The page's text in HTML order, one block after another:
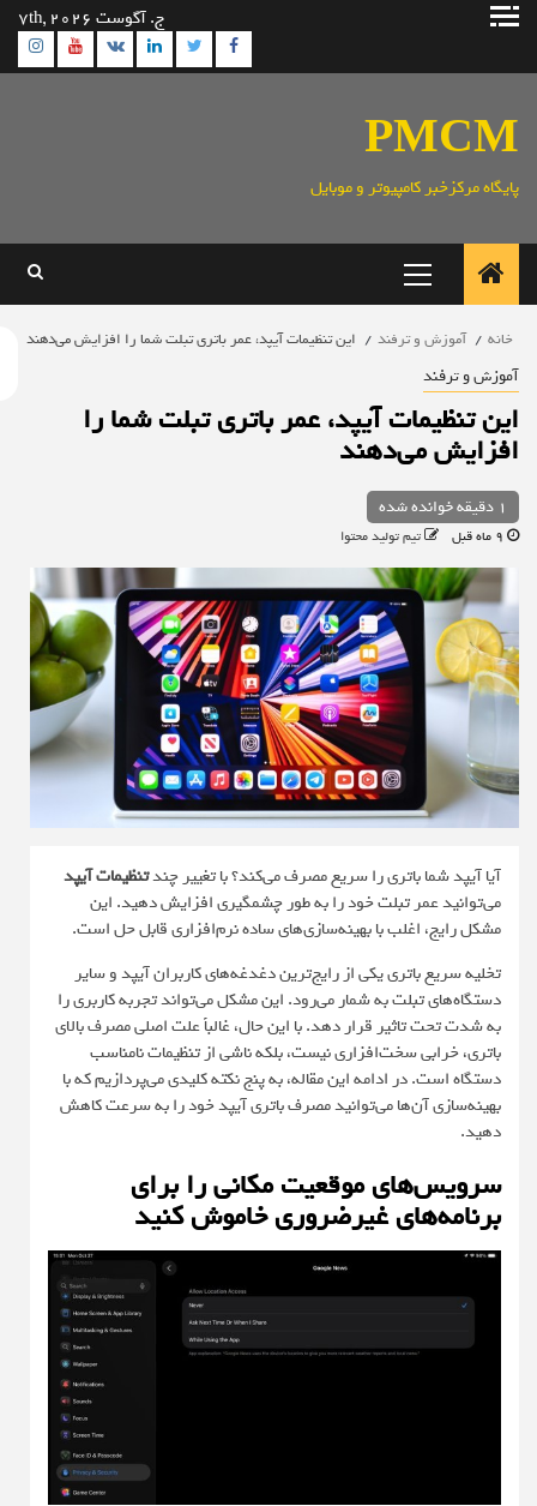
ج. آگوست 7th, 2026
Facebook
Twitter
Linkedin
VK
مرکزخبر کامپیوتر و موبایل
اصلی
خانه آموزش و ترفند این تنظیمات آیپد، عمر باتری تبلت شما را افزایش می‌دهند
و ترفند
تنظیمات آیپد، عمر باتری تبلت شما را
می‌دهند
تیم تولید محتوا
آیا آیپد شما باتری را سریع مصرف می‌کند؟ با تغییر چندتنظیمات آیپد
می‌توانید عمر تبلت خود را به طور چشمگیری افزایش دهید. این
مشکل رایج، اغلب با بهینه‌سازی‌های ساده نرم‌افزاری قابل حل است.
تخلیه سریع باتری یکی از رایج‌ترین دغدغه‌های کاربران آیپد و سایر
دستگاه‌های تبلت به شمار می‌رود. این مشکل می‌تواند تجربه کاربری را
به شدت تحت تاثیر قرار دهد. با این حال، غالباً علت اصلی مصرف بالای
باتری، خرابی سخت‌افزاری نیست، بلکه ناشی از تنظیمات نامناسب
دستگاه است. در ادامه این مقاله، به پنج نکته کلیدی می‌پردازیم که با
بهینه‌سازی آن‌ها می‌توانید مصرف باتری آیپد خود را به سرعت کاهش
دهید.
سرویس‌های موقعیت مکانی را برای
برنامه‌های غیرضروری خاموش کنید